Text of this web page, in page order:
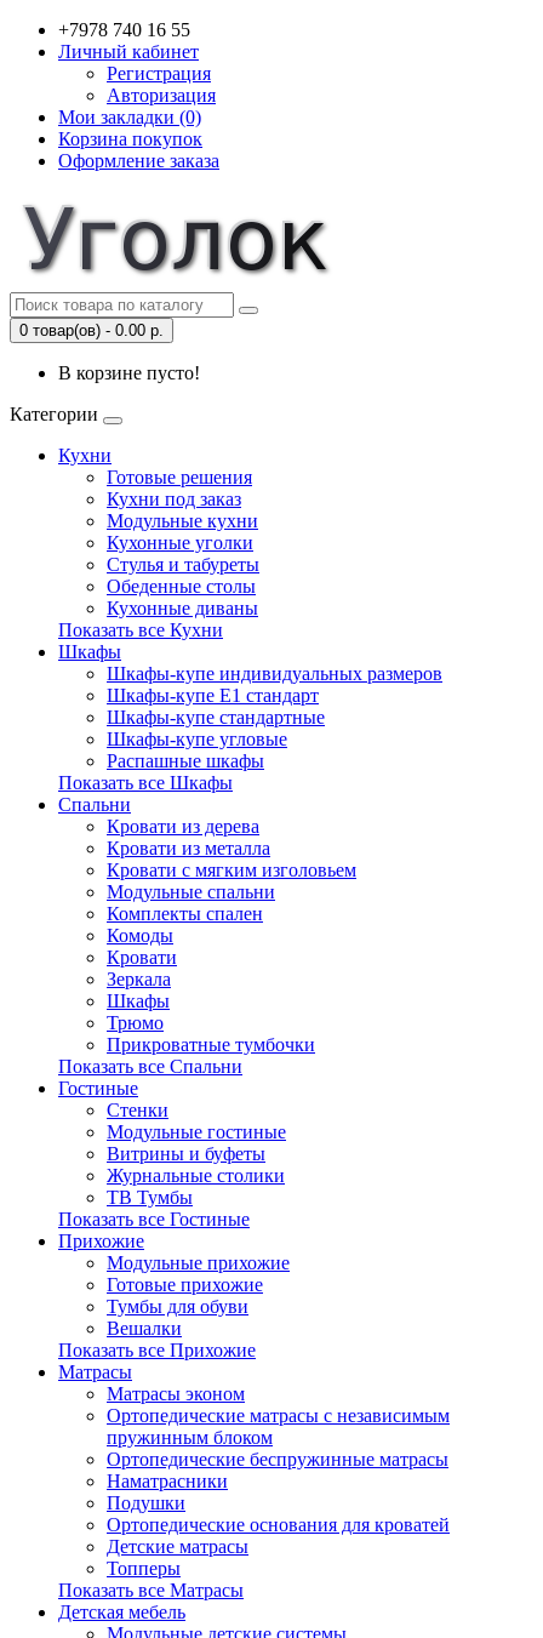
+7978 740 16 55
Личный кабинет
Регистрация
Авторизация
Мои закладки (0)
Корзина покупок
Оформление заказа
0 товар(ов) - 0.00 р.
В корзине пусто!
Категории
Кухни
Готовые решения
Кухни под заказ
Модульные кухни
Кухонные уголки
Стулья и табуреты
Обеденные столы
Кухонные диваны
Показать все Кухни
Шкафы
Шкафы-купе индивидуальных размеров
Шкафы-купе Е1 стандарт
Шкафы-купе стандартные
Шкафы-купе угловые
Распашные шкафы
Показать все Шкафы
Спальни
Кровати из дерева
Кровати из металла
Кровати с мягким изголовьем
Модульные спальни
Комплекты спален
Комоды
Кровати
Зеркала
Шкафы
Трюмо
Прикроватные тумбочки
Показать все Спальни
Гостиные
Стенки
Модульные гостиные
Витрины и буфеты
Журнальные столики
ТВ Тумбы
Показать все Гостиные
Прихожие
Модульные прихожие
Готовые прихожие
Тумбы для обуви
Вешалки
Показать все Прихожие
Матрасы
Матрасы эконом
Ортопедические матрасы с независимым
пружинным блоком
Ортопедические беспружинные матрасы
Наматрасники
Подушки
Ортопедические основания для кроватей
Детские матрасы
Топперы
Показать все Матрасы
Детская мебель
Модульные детские системы